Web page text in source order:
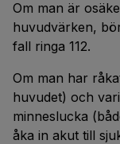
Om man är
huvudvärken,
fall ringa 112.
Om man har
huvudet) och
minneslucka
åka in akut till